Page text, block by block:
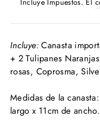
Incluye Impuestos. El
Incluye:Canasta
+ 2 Tulipanes
rosas, Coprosma,
Medidas de la canasta:
largo x 11cm de ancho.